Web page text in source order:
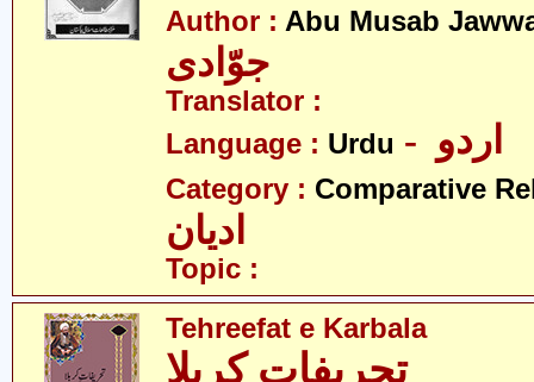
Author : Abu Musab
جوّادی
Translator :
Language : Urdu
Category : Comparative
ادیان
Topic :
Tehreefat e Karbala
تحریفاتِ کربلا